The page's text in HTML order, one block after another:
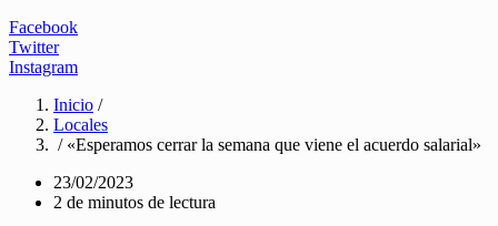
Facebook
Twitter
Instagram
Inicio /
Locales
/ «Esperamos cerrar la semana que viene el acuerdo salarial»
23/02/2023
2 de minutos de lectura